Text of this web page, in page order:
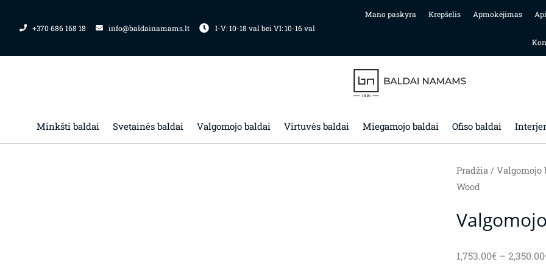
+370 686 168 18 info@baldainamams.lt I-V: 10-18 val bei VI: 10-16 val
Mano paskyra Krepšelis Apmokėjimas
Minkšti baldai Svetainės baldai Valgomojo baldai Virtuvės baldai Miegamojo baldai Ofiso baldai
Pradžia/ Valgomojo
Wood
1,753.00€ – 2,350.00